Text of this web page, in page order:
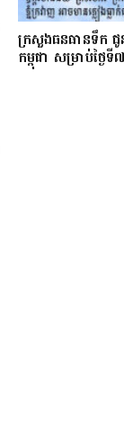
ក្រសួងធនធានទឹក
កម្ពុជា សម្រាប់ថ្ង